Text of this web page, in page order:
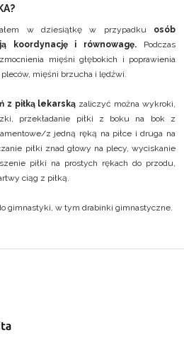
w dziesiątkę w przypadku osób
koordynację i równowagę. Podczas
mięśni głębokich i poprawienia
mięśni brzucha i lędźwi.
z piłką lekarską zaliczyć można wykroki,
przekładanie piłki z boku na bok z
z jedną ręką na piłce i druga na
piłki znad głowy na plecy, wyciskanie
piłki na prostych rękach do przodu,
ciąg z piłką.
gimnastyki, w tym drabinki gimnastyczne.